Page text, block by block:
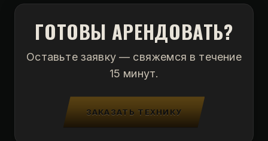
ГОТОВЫ АРЕНДОВАТЬ?
Оставьте заявку — свяжемся в течение
15 минут.
ЗАКАЗАТЬ ТЕХНИКУ